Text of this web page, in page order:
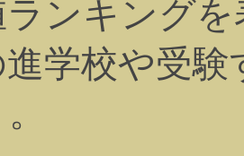
ンキング
進学校や受